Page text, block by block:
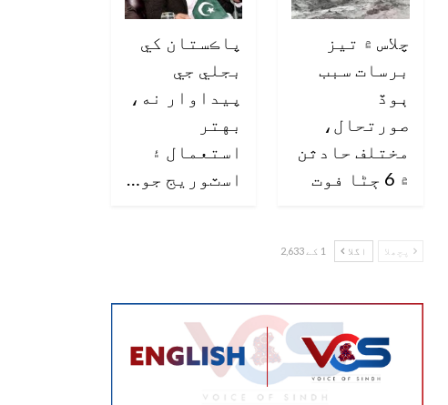
چلاس ۾ تيز
برسات سبب
ٻوڏ
صورتحال،
مختلف حادثن
۾ 6 ڄڻا فوت
پاڪستان کي
بجلي جي
پيداوار نه،
بهتر
استعمال ۽
اسٽوريج جو…
پچھلا اگلا 1 کے 2,633